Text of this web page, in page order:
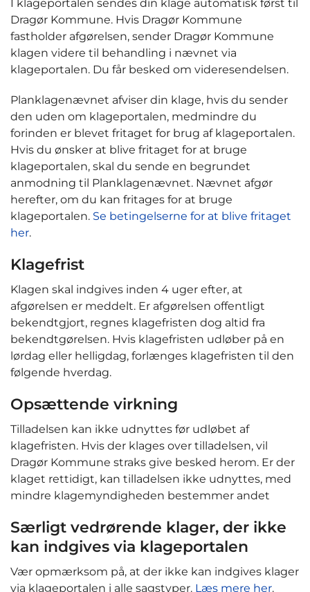
I klageportalen sendes din klage automatisk først til
Dragør Kommune. Hvis Dragør Kommune
fastholder afgørelsen, sender Dragør Kommune
klagen videre til behandling i nævnet via
klageportalen. Du får besked om videresendelsen.
Planklagenævnet afviser din klage, hvis du sender
den uden om klageportalen, medmindre du
forinden er blevet fritaget for brug af klageportalen.
Hvis du ønsker at blive fritaget for at bruge
klageportalen, skal du sende en begrundet
anmodning til Planklagenævnet. Nævnet afgør
herefter, om du kan fritages for at bruge
klageportalen. Se betingelserne for at blive fritaget
her.
Klagefrist
Klagen skal indgives inden 4 uger efter, at
afgørelsen er meddelt. Er afgørelsen offentligt
bekendtgjort, regnes klagefristen dog altid fra
bekendtgørelsen. Hvis klagefristen udløber på en
lørdag eller helligdag, forlænges klagefristen til den
følgende hverdag.
Opsættende virkning
Tilladelsen kan ikke udnyttes før udløbet af
klagefristen. Hvis der klages over tilladelsen, vil
Dragør Kommune straks give besked herom. Er der
klaget rettidigt, kan tilladelsen ikke udnyttes, med
mindre klagemyndigheden bestemmer andet
Særligt vedrørende klager, der ikke
kan indgives via klageportalen
Vær opmærksom på, at der ikke kan indgives klager
via klageportalen i alle sagstyper. Læs mere her.